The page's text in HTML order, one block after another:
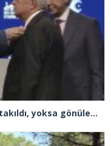
AK Parti rozeti sadece yakaya mı takıldı, yoksa gönüle takılmadı mı?